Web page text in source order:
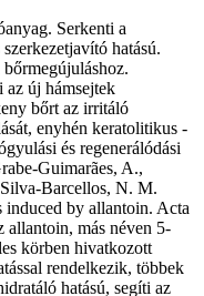
Serkenti a
hatású.
az új hámsejtek
bőrt az irritáló
enyhén keratolitikus -
és regenerálódási
Guimarães, A.,
Barcellos, N. M.
by allantoin. Acta
más néven 5-
körben hivatkozott
rendelkezik, többek
hatású, segíti az